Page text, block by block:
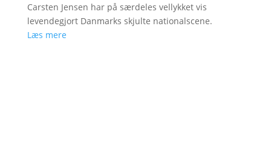
Carsten Jensen har på særdeles vellykket vis
levendegjort Danmarks skjulte nationalscene.
Læs mere